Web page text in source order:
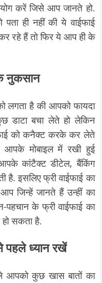
करें जिसे आप जानते हो.
ही नहीं की ये वाईफाई
रहे हैं तो फिर ये आप ही के
नुकसान
लगता है की आपको फायदा
डाटा बचा लेते हो लेकिन
को कनैक्ट करके कर लेते
मोबाइल में रखी हुई
कांटैक्ट डीटेल, बैंकिंग
है. इसलिए फ्री वाईफाई का
जिन्हें जानते हैं उन्हीं का
पहचान के फ्री वाईफाई का
सकता है.
पहले ध्यान रखें
आपको कुछ खास बातों का